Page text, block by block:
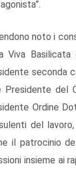
noto i
Viva Basilicata
seconda
Presidente del
Ordine
del
il patrocinio
insieme ai